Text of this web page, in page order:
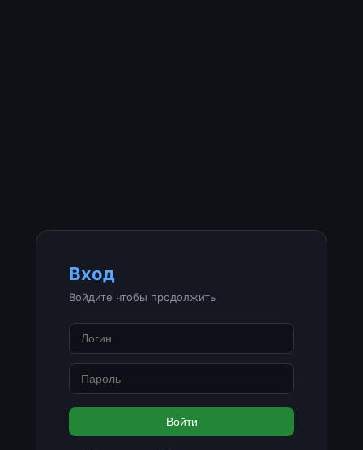
Вход
Войдите чтобы продолжить
Войти